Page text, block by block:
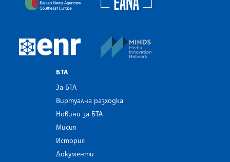
European Newsroom
БТА
За БТА
Виртуална разходка
Новини за БТА
Мисия
История
Документи